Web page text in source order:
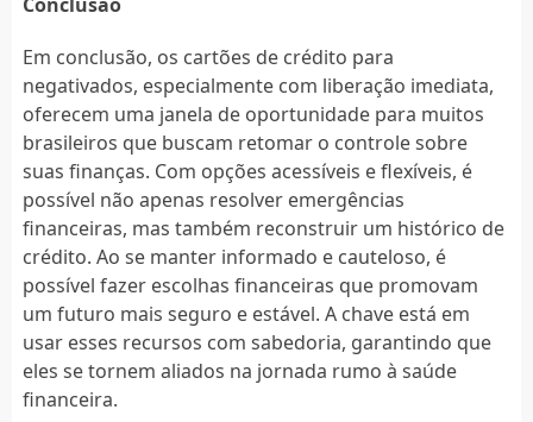
Em conclusão, os cartões de crédito para
negativados, especialmente com liberação imediata,
oferecem uma janela de oportunidade para muitos
brasileiros que buscam retomar o controle sobre
suas finanças. Com opções acessíveis e flexíveis, é
possível não apenas resolver emergências
financeiras, mas também reconstruir um histórico de
crédito. Ao se manter informado e cauteloso, é
possível fazer escolhas financeiras que promovam
um futuro mais seguro e estável. A chave está em
usar esses recursos com sabedoria, garantindo que
eles se tornem aliados na jornada rumo à saúde
financeira.